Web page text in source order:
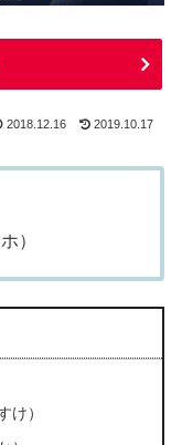
2018.12.16 2019.10.17
）
け）